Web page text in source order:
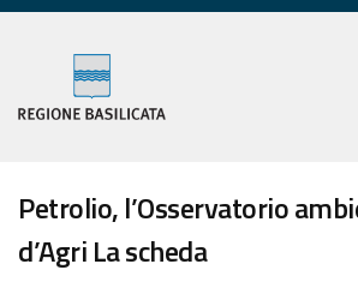
Petrolio, l’Osservatorio
d’Agri La scheda